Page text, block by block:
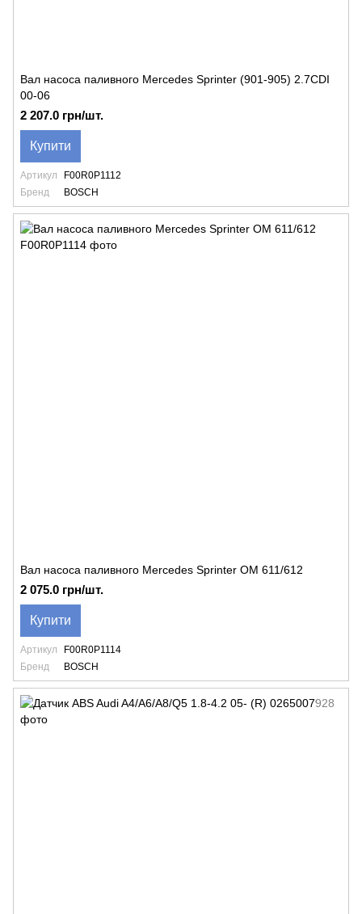
Вал насоса паливного Mercedes Sprinter (901-905) 2.7CDI
00-06
2 207.0 грн/шт.
Купити
Артикул
F00R0P1112
Бренд
BOSCH
Вал насоса паливного Mercedes Sprinter OM 611/612
2 075.0 грн/шт.
Купити
Артикул
F00R0P1114
Бренд
BOSCH